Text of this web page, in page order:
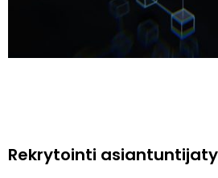
Rekrytointi